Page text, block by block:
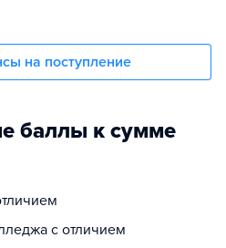
на поступление
баллы к сумме
с отличием